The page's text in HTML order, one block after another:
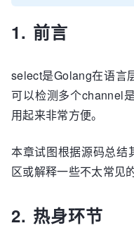
1. 前言
select是Golang在语言
可以检测多个channel
用起来非常方便。
本章试图根据源码总结
区或解释一些不太常见
2. 热身环节